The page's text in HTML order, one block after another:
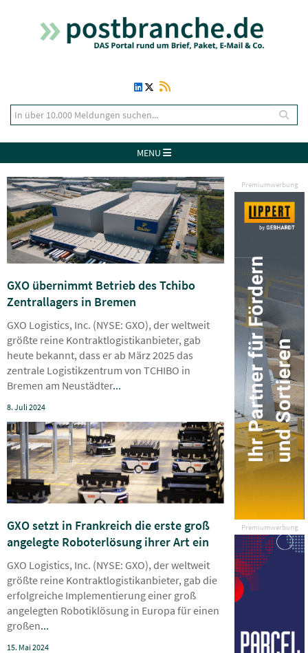
MENU
Premiumwerbung
Premiumwerbung
GXO übernimmt Betrieb des Tchibo
Zentrallagers in Bremen
GXO Logistics, Inc. (NYSE: GXO), der weltweit
größte reine Kontraktlogistikanbieter, gab
heute bekannt, dass er ab März 2025 das
zentrale Logistikzentrum von TCHIBO in
Bremen am Neustädter...
8. Juli 2024
GXO setzt in Frankreich die erste groß
angelegte Roboterlösung ihrer Art ein
GXO Logistics, Inc. (NYSE: GXO), der weltweit
größte reine Kontraktlogistikanbieter, gab die
erfolgreiche Implementierung einer groß
angelegten Robotiklösung in Europa für einen
großen...
15. Mai 2024